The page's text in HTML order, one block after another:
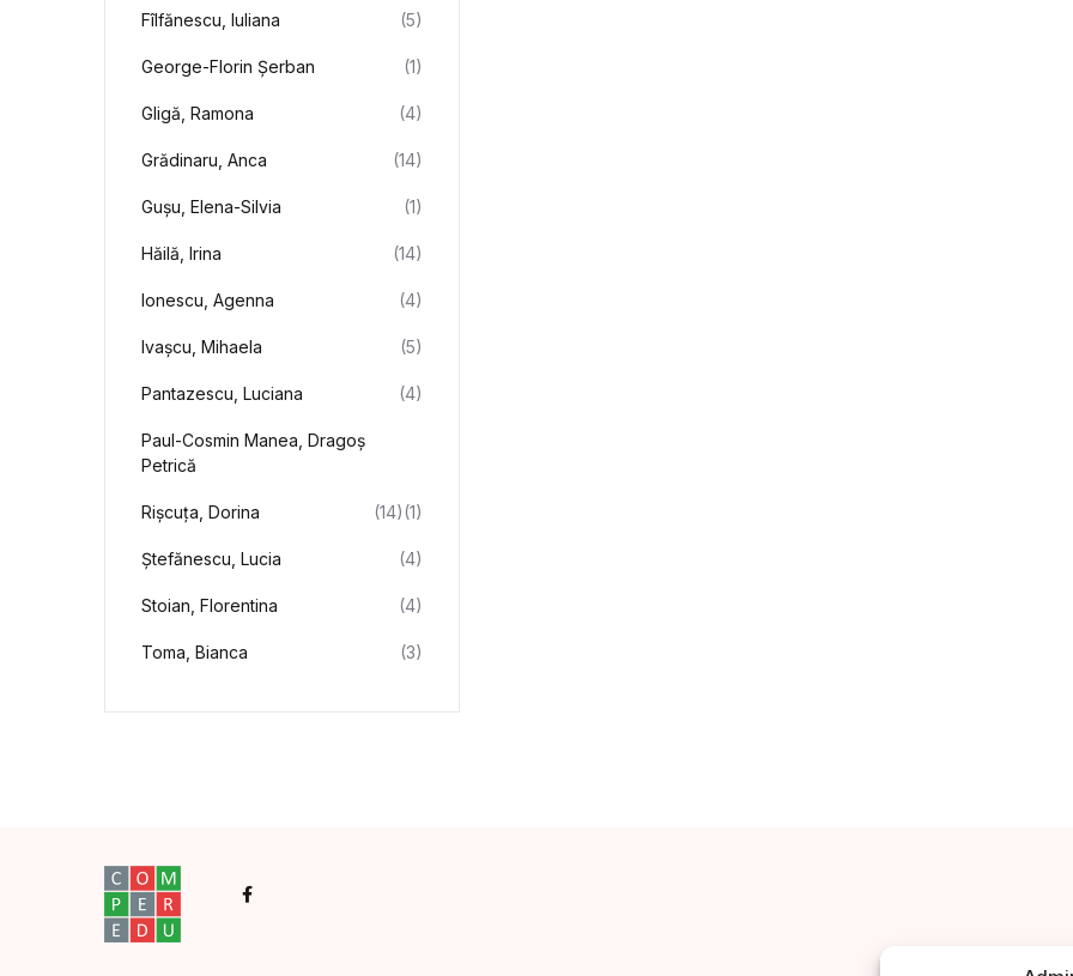
Fîlfănescu, Iuliana (5)
George-Florin Șerban (1)
Gligă, Ramona (4)
Grădinaru, Anca (14)
Gușu, Elena-Silvia (1)
Hăilă, Irina (14)
Ionescu, Agenna (4)
Ivașcu, Mihaela (5)
Pantazescu, Luciana (4)
Paul-Cosmin Manea, Dragoș
Petrică
(1)
Rișcuța, Dorina (14)
Ștefănescu, Lucia (4)
Stoian, Florentina (4)
Toma, Bianca (3)
Facebook